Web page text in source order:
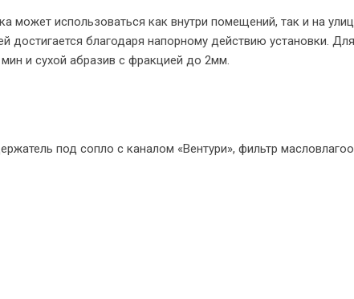
может использоваться как внутри помещений, так и на
благодаря напорному действию установки.
и сухой абразив с фракцией до 2мм.
под сопло с каналом «Вентури», фильтр